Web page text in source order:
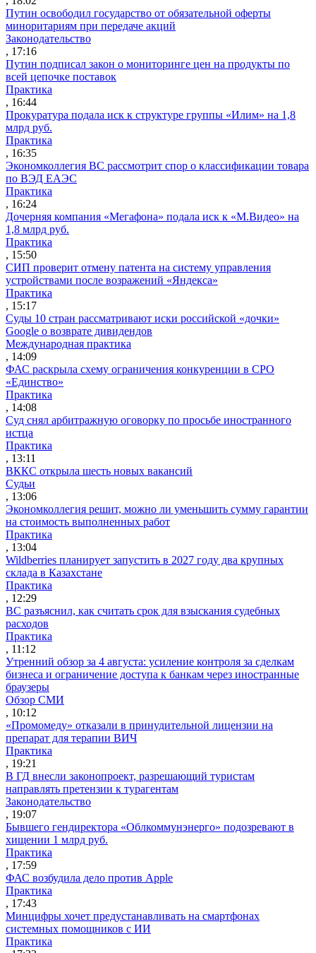
Путин освободил государство от обязательной оферты
миноритариям при передаче акций
Законодательство
, 17:16
Путин подписал закон о мониторинге цен на продукты по
всей цепочке поставок
Практика
, 16:44
Прокуратура подала иск к структуре группы «Илим» на 1,8
млрд руб.
Практика
, 16:35
Экономколлегия ВС рассмотрит спор о классификации товара
по ВЭД ЕАЭС
Практика
, 16:24
Дочерняя компания «Мегафона» подала иск к «М.Видео» на
1,8 млрд руб.
Практика
, 15:50
СИП проверит отмену патента на систему управления
устройствами после возражений «Яндекса»
Практика
, 15:17
Суды 10 стран рассматривают иски российской «дочки»
Google о возврате дивидендов
Международная практика
, 14:09
ФАС раскрыла схему ограничения конкуренции в СРО
«Единство»
Практика
, 14:08
Суд снял арбитражную оговорку по просьбе иностранного
истца
Практика
, 13:11
ВККС открыла шесть новых вакансий
Судьи
, 13:06
Экономколлегия решит, можно ли уменьшить сумму гарантии
на стоимость выполненных работ
Практика
, 13:04
Wildberries планирует запустить в 2027 году два крупных
склада в Казахстане
Практика
, 12:29
ВС разъяснил, как считать срок для взыскания судебных
расходов
Практика
, 11:12
Утренний обзор за 4 августа: усиление контроля за сделкам
бизнеса и ограничение доступа к банкам через иностранные
браузеры
Обзор СМИ
, 10:12
«Промомеду» отказали в принудительной лицензии на
препарат для терапии ВИЧ
Практика
, 19:21
В ГД внесли законопроект, разрешающий туристам
направлять претензии к турагентам
Законодательство
, 19:07
Бывшего гендиректора «Облкоммунэнерго» подозревают в
хищении 1 млрд руб.
Практика
, 17:59
ФАС возбудила дело против Apple
Практика
, 17:43
Минцифры хочет предустанавливать на смартфонах
системных помощников с ИИ
Практика